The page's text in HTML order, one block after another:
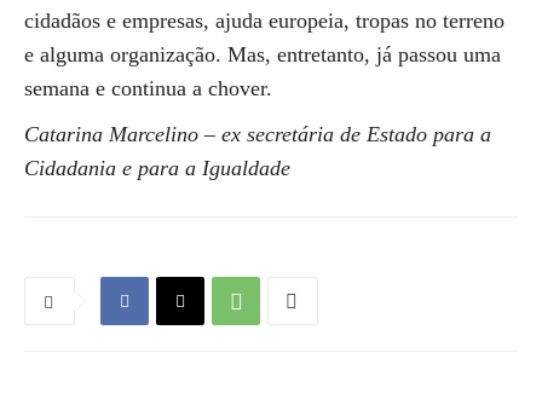
cidadãos e empresas, ajuda europeia, tropas no terreno
e alguma organização. Mas, entretanto, já passou uma
semana e continua a chover.
Catarina Marcelino – ex secretária de Estado para a
Cidadania e para a Igualdade